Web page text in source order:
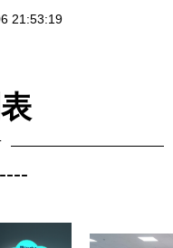
21:53:19